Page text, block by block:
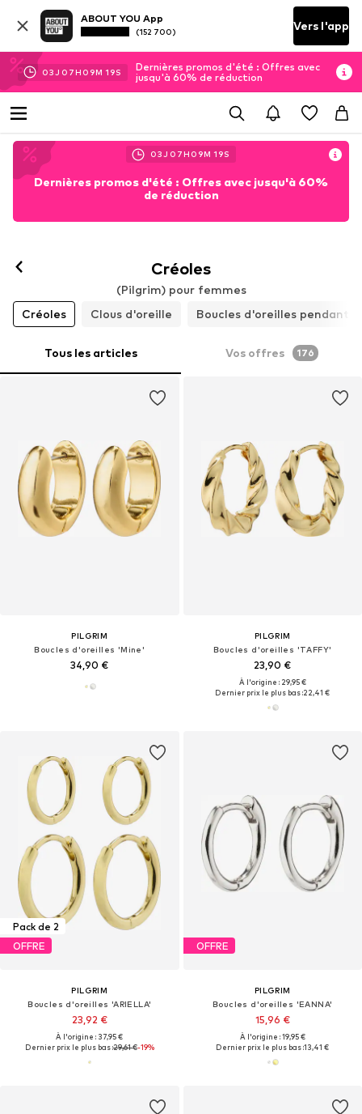
ABOUT YOU App
(152 700) Vers l'app
03J 07H 09M 18S
Dernières promos d'été : Offres avec
jusqu'à 60% de réduction
03J 07H 09M 18S
Dernières promos d'été : Offres avec jusqu'à 60%
de réduction
Créoles
(Pilgrim) pour femmes
Créoles
Clous d'oreille Boucles d'oreilles pendantes
Tous les articles Vos offres 176
PILGRIM
Boucles d'oreilles 'Mine'
34,90 €
PILGRIM
Boucles d'oreilles 'TAFFY'
23,90 €
À l'origine : 29,95 €
Dernier prix le plus bas :22,41 €
Pack de 2
OFFRE
PILGRIM
Boucles d'oreilles 'ARIELLA'
23,92 €
À l'origine : 37,95 €
Dernier prix le plus bas :29,61 €-19%
OFFRE
PILGRIM
Boucles d'oreilles 'EANNA'
15,96 €
À l'origine : 19,95 €
Dernier prix le plus bas :13,41 €